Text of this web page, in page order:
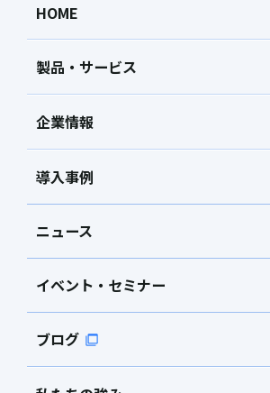
HOME
製品・サービス
企業情報
導入事例
ニュース
イベント・セミナー
ブログ